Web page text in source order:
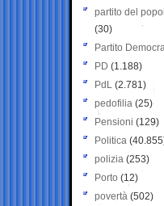
partito del
(30)
Partito
PD (1.188)
PdL (2.781)
pedofilia (25)
Pensioni (129)
Politica
polizia (253)
Porto (12)
povertà (502)